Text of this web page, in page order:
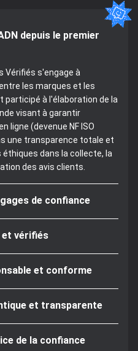
depuis le premier
Vérifiés s'engage à
les marques et les
participé à l'élaboration de la
visant à garantir
ligne (devenue NF ISO
une transparence totale et
dans la collecte, la
des avis clients.
de confiance
et vérifiés
et conforme
et transparente
de la confiance